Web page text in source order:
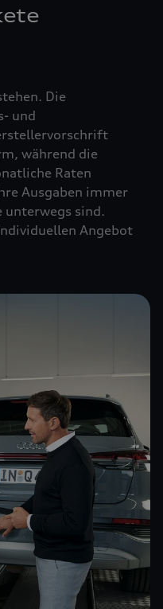
Die
und
während die
Raten
Ausgaben immer
unterwegs sind.
Angebot